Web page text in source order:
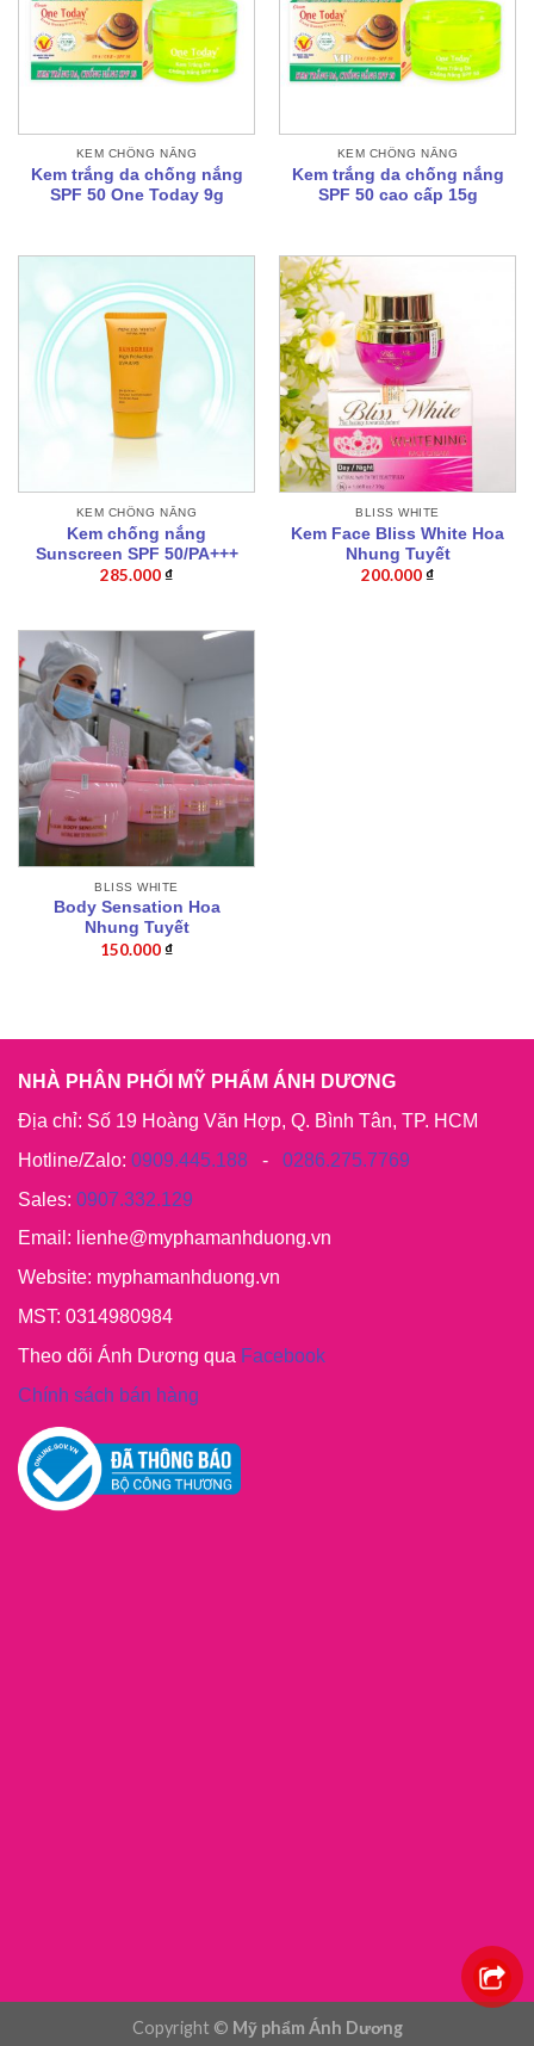
KEM CHỐNG NẮNG
Kem trắng da chống nắng
SPF 50 One Today 9g
KEM CHỐNG NẮNG
Kem trắng da chống nắng
SPF 50 cao cấp 15g
KEM CHỐNG NẮNG
Kem chống nắng
Sunscreen SPF 50/PA+++
285.000₫
BLISS WHITE
Kem Face Bliss White Hoa
Nhung Tuyết
200.000₫
BLISS WHITE
Body Sensation Hoa
Nhung Tuyết
150.000₫
NHÀ PHÂN PHỐI MỸ PHẨM ÁNH DƯƠNG
Địa chỉ: Số 19 Hoàng Văn Hợp, Q. Bình Tân, TP. HCM
Hotline/Zalo: 0909.445.188 - 0286.275.7769
Sales: 0907.332.129
Email: lienhe@myphamanhduong.vn
Website: myphamanhduong.vn
MST: 0314980984
Theo dõi Ánh Dương qua Facebook
Chính sách bán hàng
Copyright © Mỹ phẩm Ánh Dương